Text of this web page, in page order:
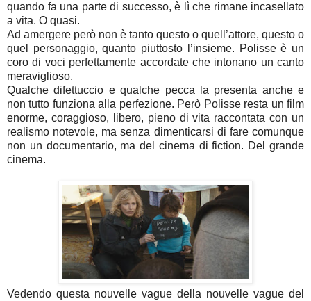
quando fa una parte di successo, è lì che rimane incasellato
a vita. O quasi.
Ad amergere però non è tanto questo o quell’attore, questo o
quel personaggio, quanto piuttosto l’insieme. Polisse è un
coro di voci perfettamente accordate che intonano un canto
meraviglioso.
Qualche difettuccio e qualche pecca la presenta anche e
non tutto funziona alla perfezione. Però Polisse resta un film
enorme, coraggioso, libero, pieno di vita raccontata con un
realismo notevole, ma senza dimenticarsi di fare comunque
non un documentario, ma del cinema di fiction. Del grande
cinema.
Vedendo questa nouvelle vague della nouvelle vague del